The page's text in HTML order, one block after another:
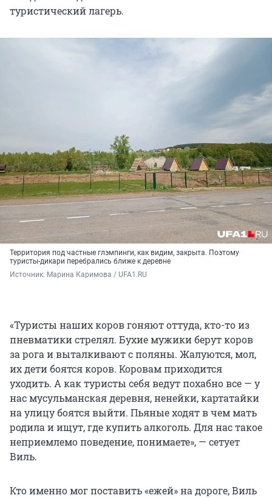
туристический лагерь.
Территория под частные глэмпинги, как видим, закрыта. Поэтому
туристы-дикари перебрались ближе к деревне
Источник: Марина Каримова / UFA1.RU
«Туристы наших коров гоняют оттуда, кто-то из
пневматики стрелял. Бухие мужики берут коров
за рога и выталкивают с поляны. Жалуются, мол,
их дети боятся коров. Коровам приходится
уходить. А как туристы себя ведут похабно все — у
нас мусульманская деревня, ненейки, картатайки
на улицу боятся выйти. Пьяные ходят в чем мать
родила и ищут, где купить алкоголь. Для нас такое
неприемлемо поведение, понимаете», — сетует
Виль.
Кто именно мог поставить «ежей» на дороге, Виль